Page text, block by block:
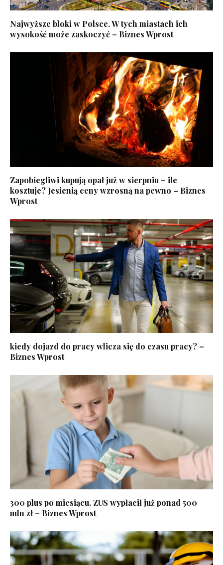
Najwyższe bloki w Polsce. W tych miastach ich
wysokość może zaskoczyć – Biznes Wprost
Zapobiegliwi kupują opał już w sierpniu – ile
kosztuje? Jesienią ceny wzrosną na pewno – Biznes
Wprost
kiedy dojazd do pracy wlicza się do czasu pracy? –
Biznes Wprost
300 plus po miesiącu. ZUS wypłacił już ponad 500
mln zł – Biznes Wprost